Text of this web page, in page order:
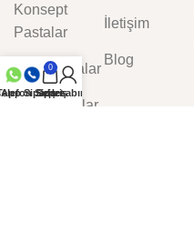
Konsept
Pastalar
Özel Pastalar
Çok Satanlar
İletişim
Blog
Sipariş
Sipariş
0
Sepet
Hesabım